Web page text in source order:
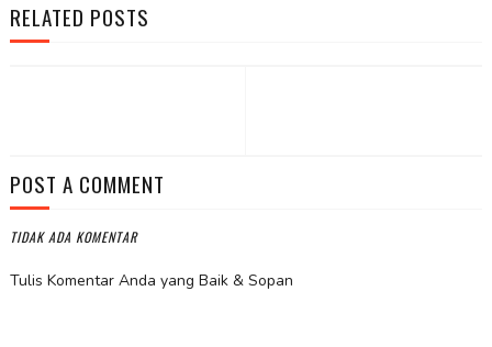
RELATED POSTS
POST A COMMENT
TIDAK ADA KOMENTAR
Tulis Komentar Anda yang Baik & Sopan